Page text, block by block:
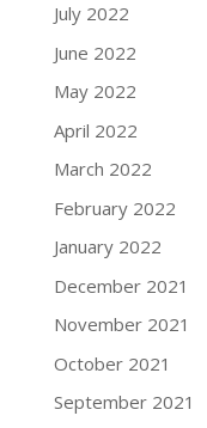
July 2022
June 2022
May 2022
April 2022
March 2022
February 2022
January 2022
December 2021
November 2021
October 2021
September 2021